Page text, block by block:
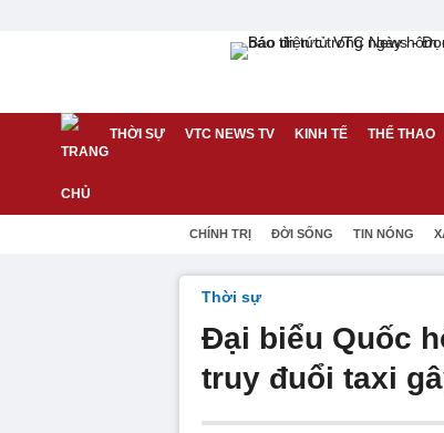
THỜI SỰ VTC NEWS TV KINH TẾ THỂ THAO
CHÍNH TRỊ ĐỜI SỐNG TIN NÓNG
Thời sự
Đại biểu Quốc
truy đuổi taxi